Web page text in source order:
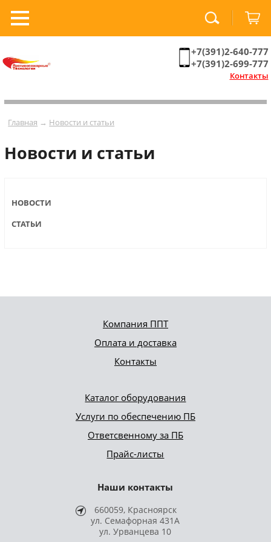
+7(391)2-640-777
+7(391)2-699-777
Контакты
Главная → Новости и статьи
Новости и статьи
НОВОСТИ
СТАТЬИ
Компания ППТ
Оплата и доставка
Контакты
Каталог оборудования
Услуги по обеспечению ПБ
Ответсвенному за ПБ
Прайс-листы
Наши контакты
660059, Красноярск
ул. Семафорная 431А
ул. Урванцева 10